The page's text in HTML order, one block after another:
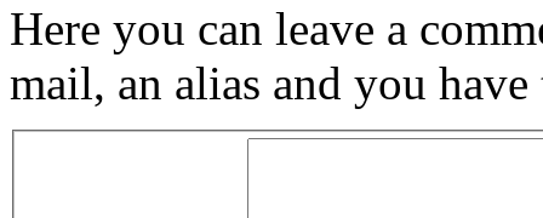
Here you can leave a
mail, an alias and you have